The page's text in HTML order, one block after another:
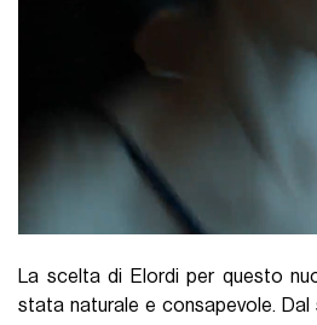
La scelta di Elordi per questo
stata naturale e consapevole. Dal